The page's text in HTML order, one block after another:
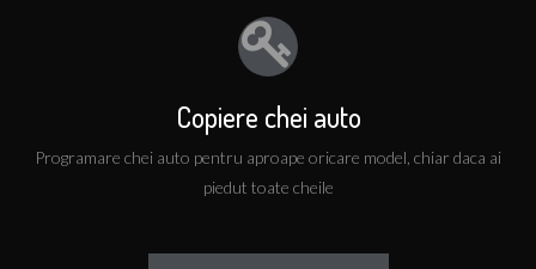
Copiere chei auto
Programare chei auto pentru aproape oricare model, chiar daca ai
piedut toate cheile
Distribuitori de tehnica si materiale